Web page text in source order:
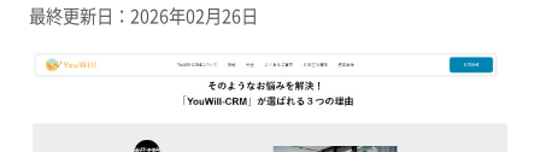
最終更新日：2026年02月26日